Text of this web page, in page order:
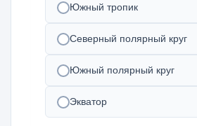
Южный тропик
Северный полярный круг
Южный полярный круг
Экватор